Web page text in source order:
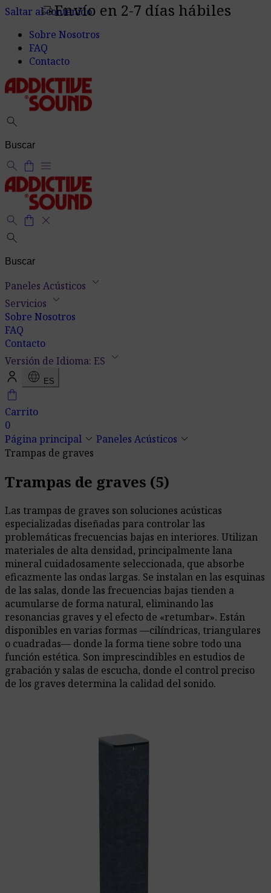
Saltar al contenido
delivery_truck_speedEnvío en 2-7 días hábiles
Sobre Nosotros
FAQ
Contacto
search
search shopping_bag menu
search shopping_bag close
search
Paneles Acústicos keyboard_arrow_down
Servicios keyboard_arrow_down
Sobre Nosotros
FAQ
Contacto
Versión de Idioma: ES keyboard_arrow_down
language ES
shopping_bag
Carrito
0
Página principal keyboard_arrow_down Paneles Acústicos keyboard_arrow_down
Trampas de graves
Trampas de graves (5)
Las trampas de graves son soluciones acústicas
especializadas diseñadas para controlar las
problemáticas frecuencias bajas en interiores. Utilizan
materiales de alta densidad, principalmente lana
mineral cuidadosamente seleccionada, que absorbe
eficazmente las ondas largas. Se instalan en las esquinas
de las salas, donde las frecuencias bajas tienden a
acumularse de forma natural, eliminando las
resonancias graves y el efecto de «retumbar». Están
disponibles en varias formas —cilíndricas, triangulares
o cuadradas— donde la forma tiene sobre todo una
función estética. Son imprescindibles en estudios de
grabación y salas de escucha, donde el control preciso
de los graves determina la calidad del sonido.